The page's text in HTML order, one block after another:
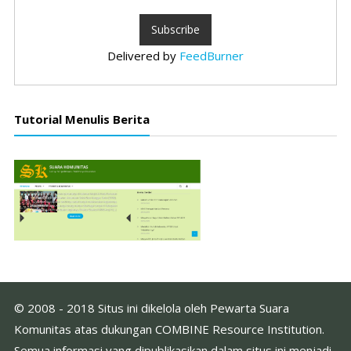
Delivered by FeedBurner
Tutorial Menulis Berita
© 2008 - 2018 Situs ini dikelola oleh Pewarta Suara
Komunitas atas dukungan COMBINE Resource Institution.